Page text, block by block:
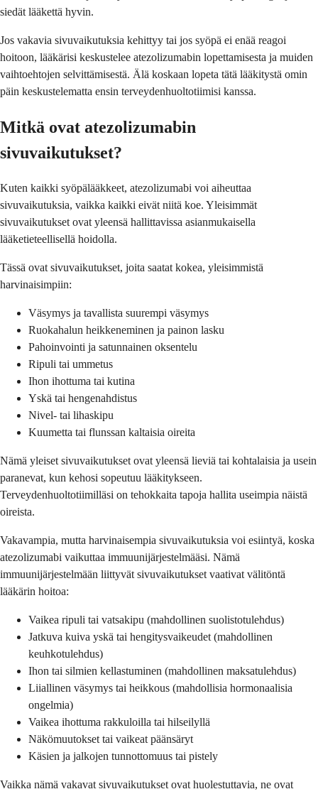
siedät lääkettä hyvin.
Jos vakavia sivuvaikutuksia kehittyy tai jos syöpä ei enää reagoi
hoitoon, lääkärisi keskustelee atezolizumabin lopettamisesta ja muiden
vaihtoehtojen selvittämisestä. Älä koskaan lopeta tätä lääkitystä omin
päin keskustelematta ensin terveydenhuoltotiimisi kanssa.
Mitkä ovat atezolizumabin
sivuvaikutukset?
Kuten kaikki syöpälääkkeet, atezolizumabi voi aiheuttaa
sivuvaikutuksia, vaikka kaikki eivät niitä koe. Yleisimmät
sivuvaikutukset ovat yleensä hallittavissa asianmukaisella
lääketieteellisellä hoidolla.
Tässä ovat sivuvaikutukset, joita saatat kokea, yleisimmistä
harvinaisimpiin:
Väsymys ja tavallista suurempi väsymys
Ruokahalun heikkeneminen ja painon lasku
Pahoinvointi ja satunnainen oksentelu
Ripuli tai ummetus
Ihon ihottuma tai kutina
Yskä tai hengenahdistus
Nivel- tai lihaskipu
Kuumetta tai flunssan kaltaisia oireita
Nämä yleiset sivuvaikutukset ovat yleensä lieviä tai kohtalaisia ja usein
paranevat, kun kehosi sopeutuu lääkitykseen.
Terveydenhuoltotiimilläsi on tehokkaita tapoja hallita useimpia näistä
oireista.
Vakavampia, mutta harvinaisempia sivuvaikutuksia voi esiintyä, koska
atezolizumabi vaikuttaa immuunijärjestelmääsi. Nämä
immuunijärjestelmään liittyvät sivuvaikutukset vaativat välitöntä
lääkärin hoitoa:
Vaikea ripuli tai vatsakipu (mahdollinen suolistotulehdus)
Jatkuva kuiva yskä tai hengitysvaikeudet (mahdollinen
keuhkotulehdus)
Ihon tai silmien kellastuminen (mahdollinen maksatulehdus)
Liiallinen väsymys tai heikkous (mahdollisia hormonaalisia
ongelmia)
Vaikea ihottuma rakkuloilla tai hilseilyllä
Näkömuutokset tai vaikeat päänsäryt
Käsien ja jalkojen tunnottomuus tai pistely
Vaikka nämä vakavat sivuvaikutukset ovat huolestuttavia, ne ovat